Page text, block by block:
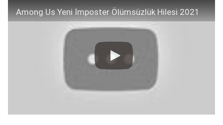
Among Us Yeni İmposter Ölümsüzlük Hilesi 2021